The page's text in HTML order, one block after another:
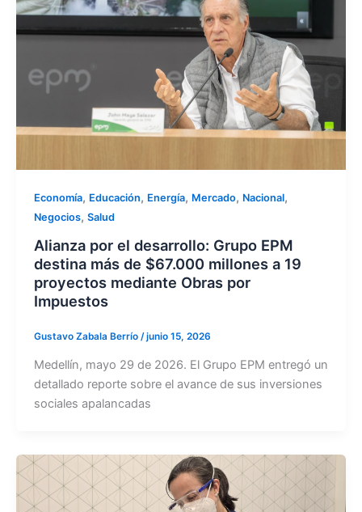
Economía, Educación, Energía, Mercado, Nacional,
Negocios, Salud
Alianza por el desarrollo: Grupo EPM
destina más de $67.000 millones a 19
proyectos mediante Obras por
Impuestos
Gustavo Zabala Berrío /junio 15, 2026
Medellín, mayo 29 de 2026. El Grupo EPM entregó un
detallado reporte sobre el avance de sus inversiones
sociales apalancadas